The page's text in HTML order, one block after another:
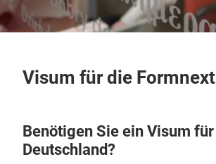
Visum für die Formnext
Benötigen Sie ein Visum für
Deutschland?